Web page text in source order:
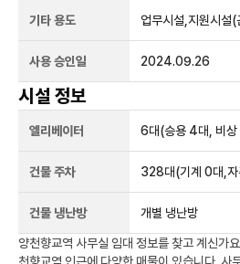
기타 용도 업무시설,지원시설
사용 승인일 2024.09.26
시설 정보
엘리베이터 6대(승용 4대, 비상
건물 주차 328대(기계 0대,
건물 냉난방 개별 냉난방
양천향교역 사무실 임대 정보를 찾고 계신가